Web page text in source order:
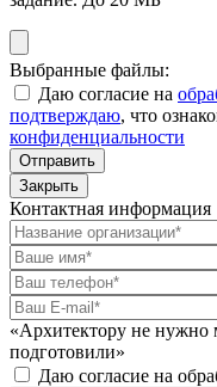
Выбранные файлы:
Даю согласие на
подтверждаю, что
конфиденциальности
Отправить
Закрыть
Контактная информация
«Архитектору не нужно
подготовили»
Даю согласие на